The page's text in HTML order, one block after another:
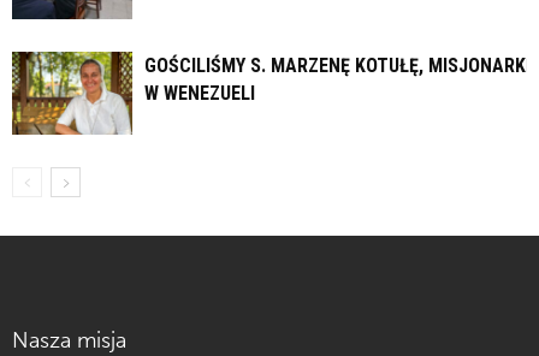
GOŚCILIŚMY S. MARZENĘ KOTUŁĘ, MISJONARKĘ
W WENEZUELI
Nasza misja